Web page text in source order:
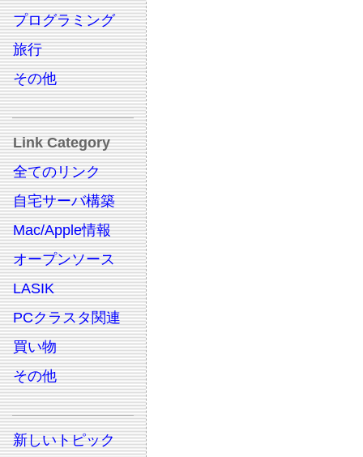
プログラミング
旅行
その他
Link Category
全てのリンク
自宅サーバ構築
Mac/Apple情報
オープンソース
LASIK
PCクラスタ関連
買い物
その他
新しいトピック